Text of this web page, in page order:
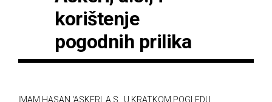
korištenje
pogodnih prilika
IMAM HASAN 'ASKERI, A.S., U KRATKOM POGLEDU